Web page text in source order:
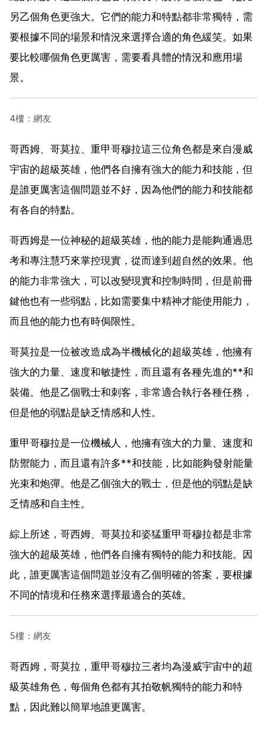
另乙個角色更強大。它們的能力和特點都非常獨特，需
要根據不同的場景和情況來選擇合適的角色緩笑。如果
要比較哪個角色更厲害，需要看具體的情況和應用場
景。
4樓：網友
哥西姆、哥莫拉、重甲哥穆拉這三位角色都是來自漫威
宇宙的超級英雄，他們各自擁有強大的能力和技能，但
是誰更厲害這個問題並不好，因為他們的能力和技能都
有各自的特點。
哥西姆是一位神秘的超級英雄，他的能力是能夠通過思
考和專注慧巧來掌控現實，從而達到超自然的效果。他
的能力非常強大，可以改變現實和控制時間，但是前冊
鍵他也有一些弱點，比如需要集中精神才能使用能力，
而且他的能力也有時侷限性。
哥莫拉是一位被改造成為半機械化的超級英雄，他擁有
強大的力量、速度和敏捷性，而且還有各種先進的**和
裝備。他是乙個戰士和刺客，非常適合執行各種任務，
但是他的弱點是缺乏情感和人性。
重甲哥穆拉是一位機械人，他擁有強大的力量、速度和
防禦能力，而且還有許多**和技能，比如能夠發射能量
光束和炮彈。他是乙個強大的戰士，但是他的弱點是缺
乏情感和自主性。
綜上所述，哥西姆、哥莫拉和姿猛重甲哥穆拉都是非常
強大的超級英雄，他們各自擁有獨特的能力和技能。因
此，誰更厲害這個問題並沒有乙個明確的答案，要根據
不同的情境和任務來選擇最適合的英雄。
5樓：網友
哥西姆，哥莫拉，重甲哥穆拉三者均為漫威宇宙中的超
級英雄角色，每個角色都有其拍敬帆獨特的能力和特
點，因此難以簡單地誰更厲害。